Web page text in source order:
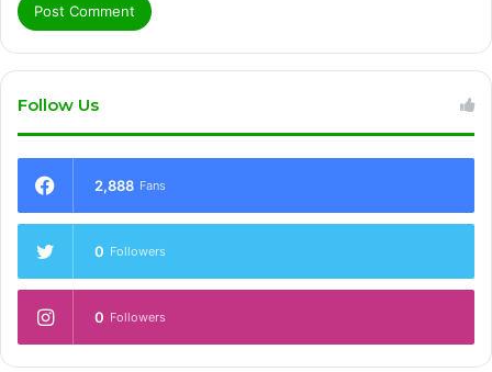
Follow Us
2,888 Fans
0 Followers
0 Followers